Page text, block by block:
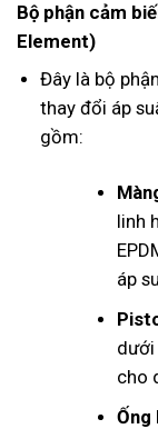
Bộ phận cảm
Element)
Đây là bộ
thay đổi áp
gồm:
linh
áp
dưới
cho
Ống